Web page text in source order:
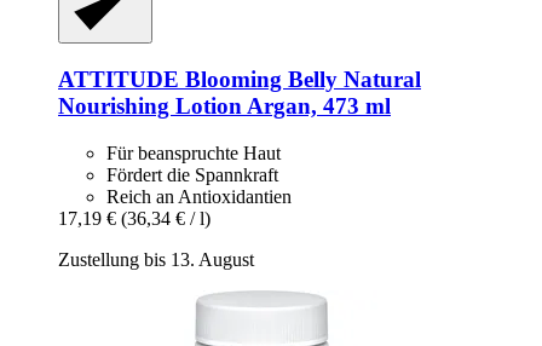
ATTITUDE Blooming Belly Natural
Nourishing Lotion Argan, 473 ml
Für beanspruchte Haut
Fördert die Spannkraft
Reich an Antioxidantien
17,19 € (36,34 € / l)
Zustellung bis 13. August